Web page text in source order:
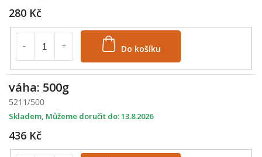
280 Kč
Do košíku
váha: 500g
5211/500
436 Kč
Skladem 13.8.2026